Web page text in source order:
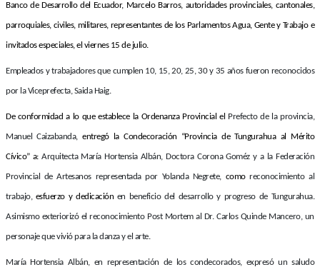
Banco de Desarrollo del Ecuador, Marcelo Barros, autoridades provinciales, cantonales,
parroquiales, civiles, militares, representantes de los Parlamentos Agua, Gente y Trabajo e
invitados especiales, el viernes 15 de julio.
Empleados y trabajadores que cumplen 10, 15, 20, 25, 30 y 35 años fueron reconocidos
por la Viceprefecta, Saida Haig.
De conformidad a lo que establece la Ordenanza Provincial el Prefecto de la provincia,
Manuel Caizabanda,entregó la Condecoración “Provincia de Tungurahua al Mérito
Cívico” a:Arquitecta María Hortensia Albán, Doctora Corona Goméz y a la Federación
Provincial de Artesanos representada por Yolanda Negrete, comoreconocimiento al
trabajo, esfuerzo y dedicación en beneficio del desarrollo y progreso de Tungurahua.
Asimismo exteriorizó el reconocimiento Post Mortem al Dr. Carlos Quinde Mancero, un
personaje que vivió para la danza y el arte.
María Hortensia Albán, en representación de los condecorados, expresó un saludo